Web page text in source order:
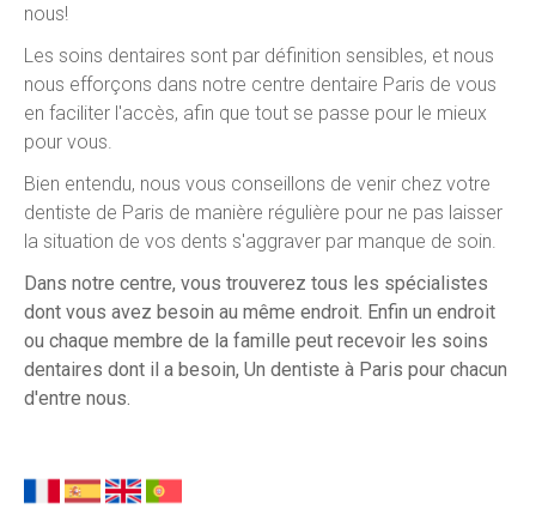
nous!
Les soins dentaires sont par définition sensibles, et nous
nous efforçons dans notre centre dentaire Paris de vous
en faciliter l'accès, afin que tout se passe pour le mieux
pour vous.
Bien entendu, nous vous conseillons de venir chez votre
dentiste de Paris de manière régulière pour ne pas laisser
la situation de vos dents s'aggraver par manque de soin.
Dans notre centre, vous trouverez tous les spécialistes
dont vous avez besoin au même endroit. Enfin un endroit
ou chaque membre de la famille peut recevoir les soins
dentaires dont il a besoin, Un dentiste à Paris pour chacun
d'entre nous.